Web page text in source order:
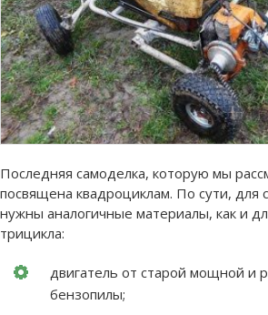
Последняя самоделка, которую мы
посвящена квадроциклам. По сути, для
нужны аналогичные материалы, как и
трицикла:
двигатель от старой мощной и
бензопилы;